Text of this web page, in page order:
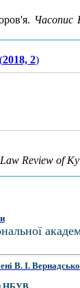
Часопис
2018, 2)
Law Review of
В. І.